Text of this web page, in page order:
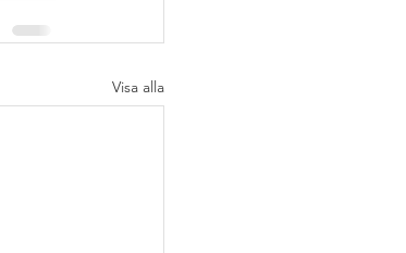
Visa alla